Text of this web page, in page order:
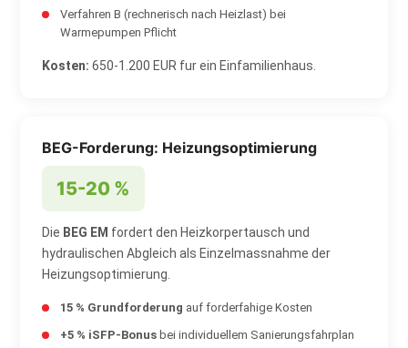
Verfahren B (rechnerisch nach Heizlast) bei
Warmepumpen Pflicht
Kosten: 650-1.200 EUR fur ein Einfamilienhaus.
BEG-Forderung: Heizungsoptimierung
15-20 %
Die BEG EM fordert den Heizkorpertausch und
hydraulischen Abgleich als Einzelmassnahme der
Heizungsoptimierung.
15 % Grundforderung auf forderfahige Kosten
+5 % iSFP-Bonus bei individuellem Sanierungsfahrplan